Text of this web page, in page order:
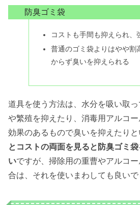
防臭ゴミ袋
コストも手間も抑えられ、
普通のゴミ袋よりはやや割
からず臭いを抑えられる
道具を使う方法は、水分を吸い取
や繁殖を抑えたり、消毒用アルコ
効果のあるもので臭いを抑えたりと
とコストの両面を見ると防臭ゴミ
いですが、掃除用の重曹やアルコ
合は、それを使いまわしても良いで